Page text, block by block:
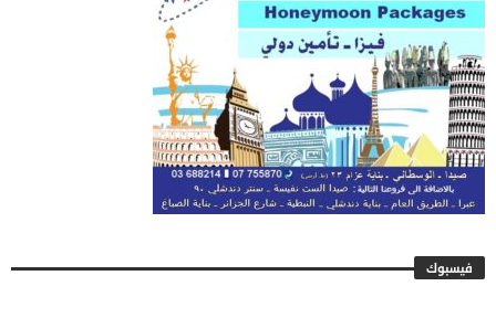
فيسبوك